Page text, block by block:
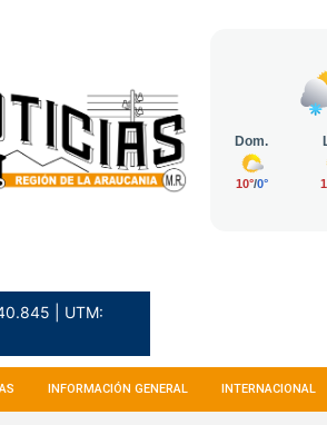
| UTM:
INFORMACIÓN GENERAL INTERNACIONAL